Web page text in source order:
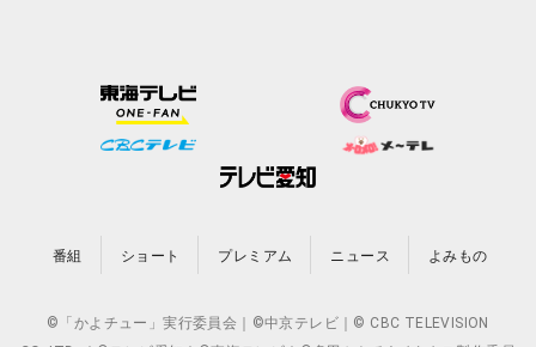
番組 ショート プレミアム ニュース よみもの
©「かよチュー」実行委員会｜©中京テレビ｜© CBC TELEVISION